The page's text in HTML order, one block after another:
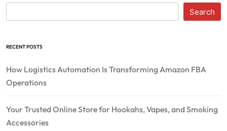
Search
RECENT POSTS
How Logistics Automation Is Transforming Amazon FBA
Operations
Your Trusted Online Store for Hookahs, Vapes, and Smoking
Accessories